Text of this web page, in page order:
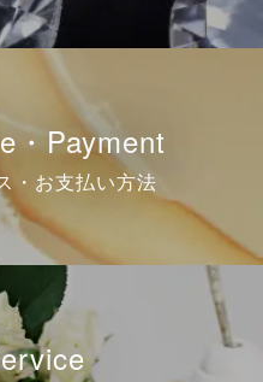
・Payment
・お支払い方法